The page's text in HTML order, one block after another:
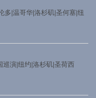
多|温哥华|洛杉矶|圣何塞|纽
演|纽约|洛杉矶|圣荷西